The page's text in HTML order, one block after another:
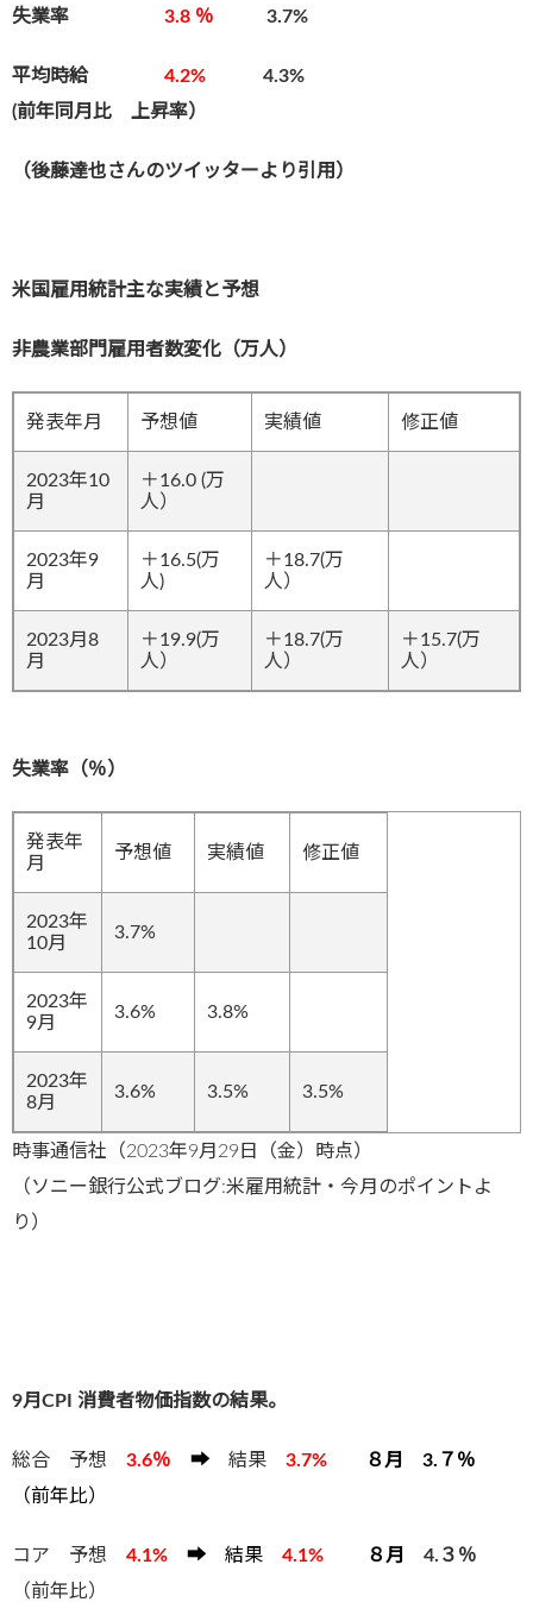
失業率 3.8 ％ 3.7%
平均時給 4.2% 4.3%
(前年同月比 上昇率）
（後藤達也さんのツイッターより引用）
米国雇用統計主な実績と予想
非農業部門雇用者数変化（万人）
発表年月 予想値 実績値 修正値
2023年10
月
＋16.0 (万
人）
2023年9
月
＋16.5(万
人)
＋18.7(万
人）
2023月8
月
＋19.9(万
人）
＋18.7(万
人）
＋15.7(万
人）
失業率（％）
発表年
月
予想値 実績値 修正値
2023年
10月
3.7%
2023年
9月
3.6% 3.8%
2023年
8月
3.6% 3.5% 3.5%
時事通信社（2023年9月29日（金）時点）
（ソニー銀行公式ブログ:米雇用統計・今月のポイントよ
り）
9月CPI 消費者物価指数の結果。
総合 予想 3.6％ ➡ 結果 3.7%
８月 3.７％
（前年比）
コア 予想 4.1% ➡ 結果 4.1% ８ 月
4.３％
（前年比）